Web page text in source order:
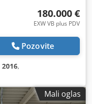
180.000 €
EXW VB plus PDV
Pozovite
2016,
Mali oglas